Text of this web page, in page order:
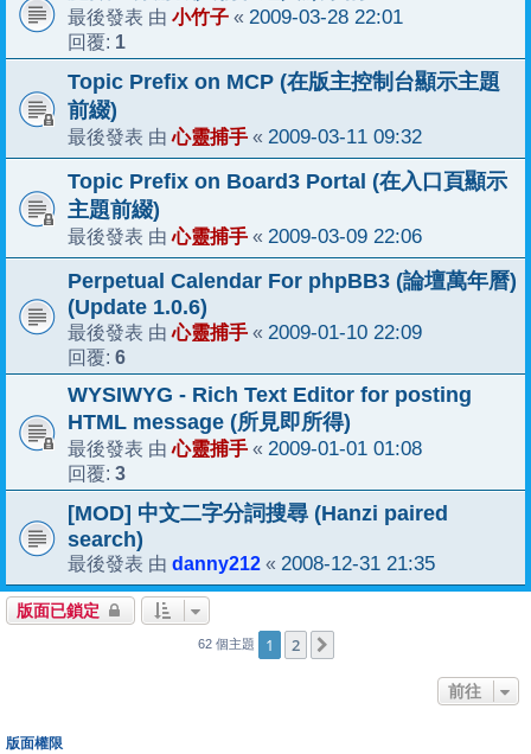
最後發表 由 小竹子 « 2009-03-28 22:01
回覆: 1
Topic Prefix on MCP (在版主控制台顯示主題
前綴)
最後發表 由心靈捕手 « 2009-03-11 09:32
Topic Prefix on Board3 Portal (在入口頁顯示
主題前綴)
最後發表 由心靈捕手 « 2009-03-09 22:06
Perpetual Calendar For phpBB3 (論壇萬年曆)
(Update 1.0.6)
最後發表 由心靈捕手 « 2009-01-10 22:09
回覆: 6
WYSIWYG - Rich Text Editor for posting
HTML message (所見即所得)
最後發表 由心靈捕手 « 2009-01-01 01:08
回覆: 3
[MOD] 中文二字分詞搜尋 (Hanzi paired
search)
最後發表 由 danny212 « 2008-12-31 21:35
版面已鎖定
62 個主題 1 2
前往
版面權限